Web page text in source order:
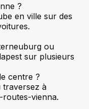
?
en ville sur des
ou
sur plusieurs
centre ?
traversez à
vienna.